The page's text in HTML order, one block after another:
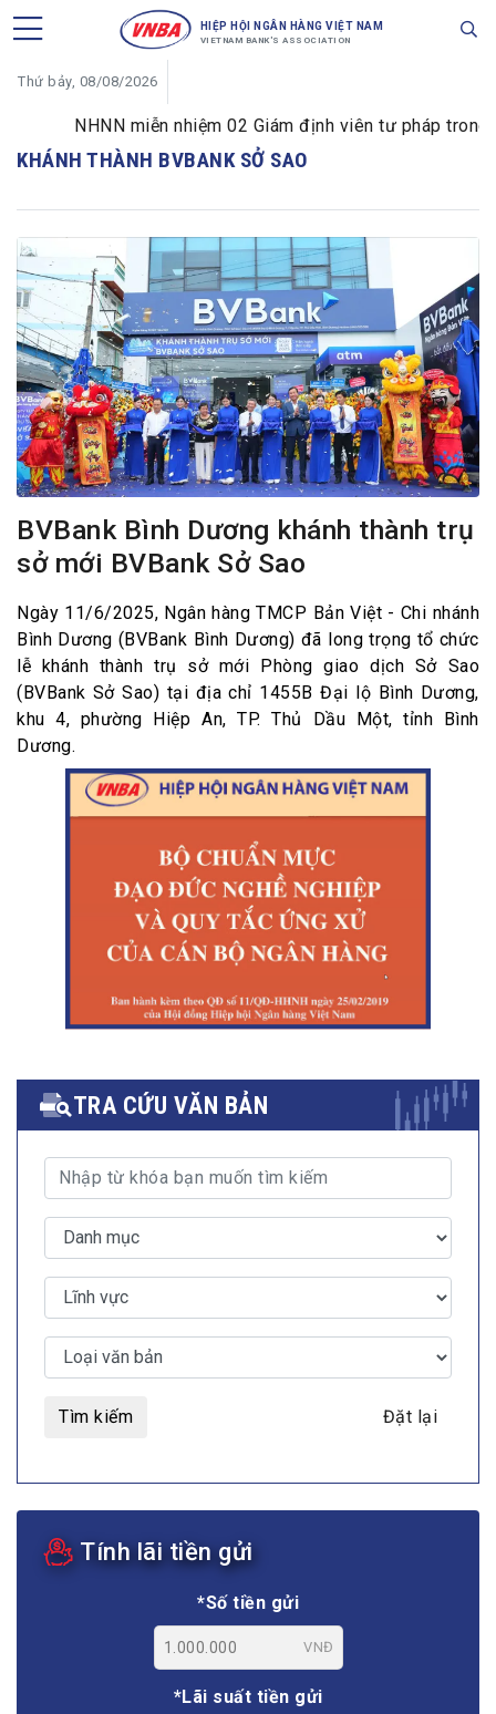
HIỆP HỘI NGÂN HÀNG VIỆT NAM
VIETNAM BANK'S ASSOCIATION
Thứ bảy, 08/08/2026
NHNN miễn nhiệm 02 Giám định viên tư pháp trong
KHÁNH THÀNH BVBANK SỞ SAO
BVBank Bình Dương khánh thành trụ
sở mới BVBank Sở Sao
Ngày 11/6/2025, Ngân hàng TMCP Bản Việt - Chi nhánh
Bình Dương (BVBank Bình Dương) đã long trọng tổ chức
lễ khánh thành trụ sở mới Phòng giao dịch Sở Sao
(BVBank Sở Sao) tại địa chỉ 1455B Đại lộ Bình Dương,
khu 4, phường Hiệp An, TP. Thủ Dầu Một, tỉnh Bình
Dương.
TRA CỨU VĂN BẢN
Tìm kiếm Đặt lại
Tính lãi tiền gửi
*Số tiền gửi
VNĐ
*Lãi suất tiền gửi